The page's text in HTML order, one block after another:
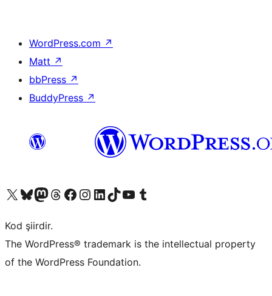
WordPress.com ↗
Matt ↗
bbPress ↗
BuddyPress ↗
X (eski Twitter) hesabımıza bakın
Bluesky hesabımızı ziyaret edinMastodon hesabımızı ziyaret edinThreads hesabımızı ziyaret edinFacebook sayfamızı ziyaret edinInstagram hesabımızı ziyaret edinLinkedIn hesabımızı ziyaret edinTikTok hesabımızı ziyaret edinYouTube kanalımızı ziyaret edinTumblr hesabımızı ziyaret edin
Kod şiirdir.
The WordPress® trademark is the intellectual property
of the WordPress Foundation.